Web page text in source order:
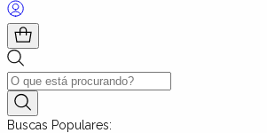
Buscas Populares: